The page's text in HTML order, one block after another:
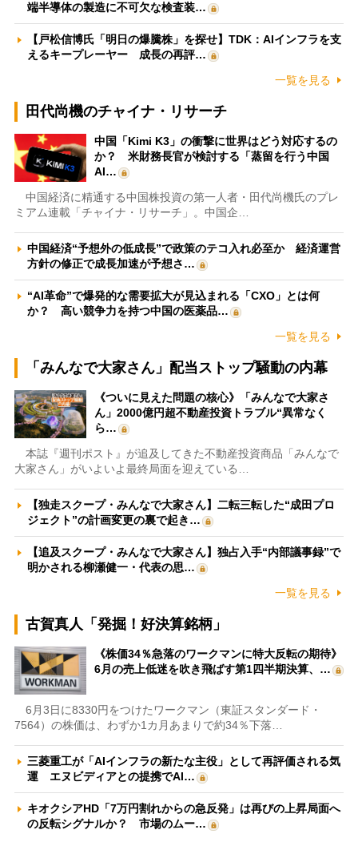
端半導体の製造に不可欠な検査装…
【戸松信博氏「明日の爆騰株」を探せ】TDK：AIインフラを支
えるキープレーヤー 成長の再評…
一覧を見る
田代尚機のチャイナ・リサーチ
中国「Kimi K3」の衝撃に世界はどう対応するの
か？ 米財務長官が検討する「蒸留を行う中国
AI…
中国経済に精通する中国株投資の第一人者・田代尚機氏のプレ
ミアム連載「チャイナ・リサーチ」。中国企…
中国経済“予想外の低成長”で政策のテコ入れ必至か 経済運営
方針の修正で成長加速が予想さ…
“AI革命”で爆発的な需要拡大が見込まれる「CXO」とは何
か？ 高い競争力を持つ中国の医薬品…
一覧を見る
「みんなで大家さん」配当ストップ騒動の内幕
《ついに見えた問題の核心》「みんなで大家さ
ん」2000億円超不動産投資トラブル“異常なく
ら…
本誌『週刊ポスト』が追及してきた不動産投資商品「みんなで
大家さん」がいよいよ最終局面を迎えている…
【独走スクープ・みんなで大家さん】二転三転した“成田プロ
ジェクト”の計画変更の裏で起き…
【追及スクープ・みんなで大家さん】独占入手“内部議事録”で
明かされる柳瀬健一・代表の思…
一覧を見る
古賀真人「発掘！好決算銘柄」
《株価34％急落のワークマンに特大反転の期待》
6月の売上低迷を吹き飛ばす第1四半期決算、…
6月3日に8330円をつけたワークマン（東証スタンダード・
7564）の株価は、わずか1カ月あまりで約34％下落…
三菱重工が「AIインフラの新たな主役」として再評価される気
運 エヌビディアとの提携でAI…
キオクシアHD「7万円割れからの急反発」は再びの上昇局面へ
の反転シグナルか？ 市場のムー…